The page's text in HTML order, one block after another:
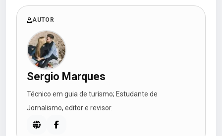
AUTOR
Sergio Marques
Técnico em guia de turismo; Estudante de
Jornalismo, editor e revisor.